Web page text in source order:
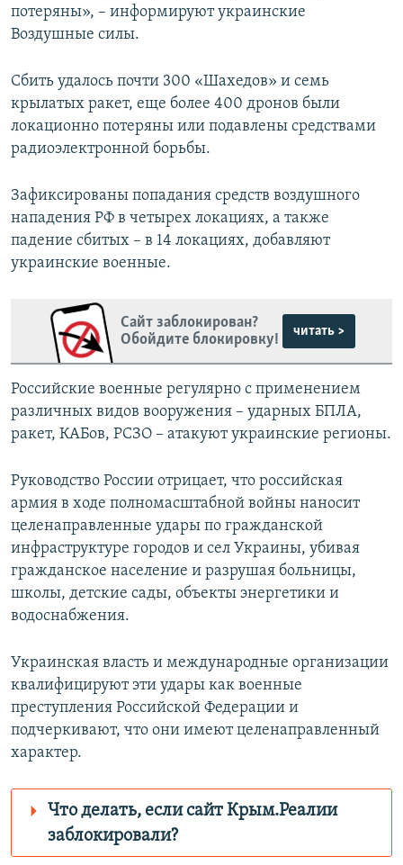
потеряны», – информируют украинские
Воздушные силы.
Сбить удалось почти 300 «Шахедов» и семь
крылатых ракет, еще более 400 дронов были
локационно потеряны или подавлены средствами
радиоэлектронной борьбы.
Зафиксированы попадания средств воздушного
нападения РФ в четырех локациях, а также
падение сбитых – в 14 локациях, добавляют
украинские военные.
Сайт заблокирован?
Обойдите блокировку!
читать >
Российские военные регулярно с применением
различных видов вооружения – ударных БПЛА,
ракет, КАБов, РСЗО – атакуют украинские регионы.
Руководство России отрицает, что российская
армия в ходе полномасштабной войны наносит
целенаправленные удары по гражданской
инфраструктуре городов и сел Украины, убивая
гражданское население и разрушая больницы,
школы, детские сады, объекты энергетики и
водоснабжения.
Украинская власть и международные организации
квалифицируют эти удары как военные
преступления Российской Федерации и
подчеркивают, что они имеют целенаправленный
характер.
Что делать, если сайт Крым.Реалии
заблокировали?